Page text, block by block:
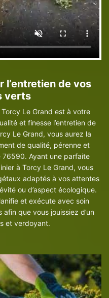
l’entretien de vos
verts
Torcy Le Grand est à votre
et finesse l’entretien de
Le Grand, vous aurez la
de qualité, pérenne et
Ayant une parfaite
à Torcy Le Grand, vous
adaptés à vos attentes
ou d’aspect écologique.
et exécute avec soin
que vous jouissiez d’un
et verdoyant.